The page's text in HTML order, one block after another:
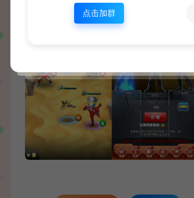
点击加群